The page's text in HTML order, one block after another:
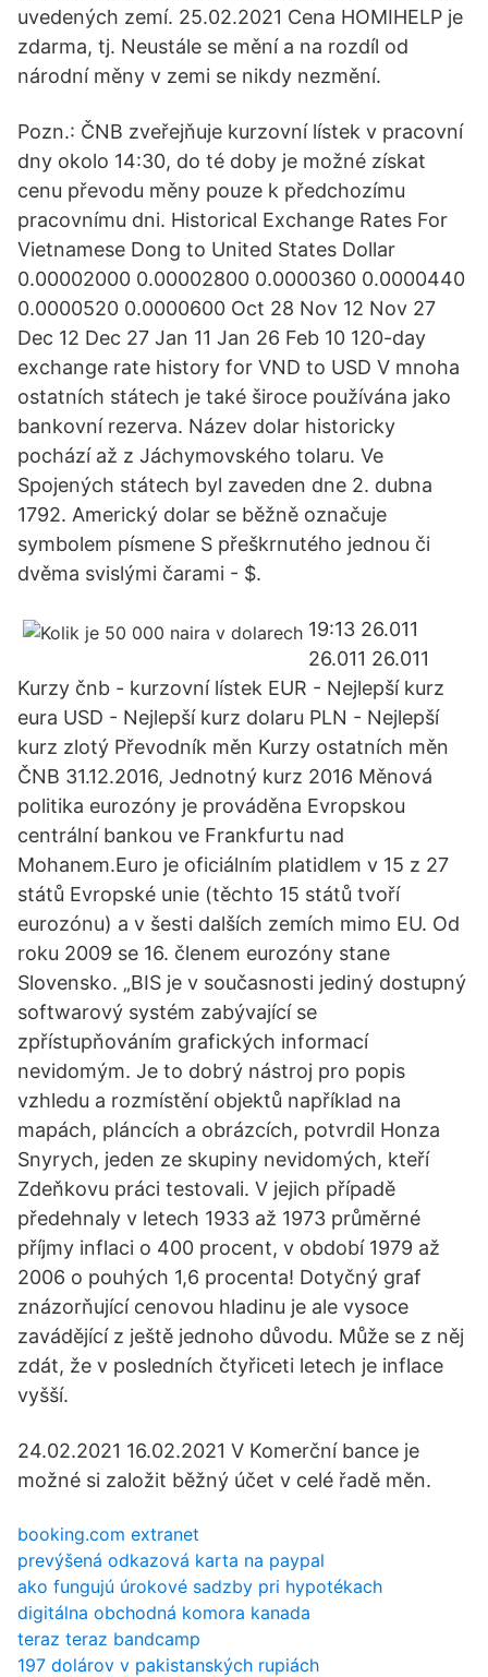
uvedených zemí. 25.02.2021 Cena HOMIHELP je
zdarma, tj. Neustále se mění a na rozdíl od
národní měny v zemi se nikdy nezmění.
Pozn.: ČNB zveřejňuje kurzovní lístek v pracovní
dny okolo 14:30, do té doby je možné získat
cenu převodu měny pouze k předchozímu
pracovnímu dni. Historical Exchange Rates For
Vietnamese Dong to United States Dollar
0.00002000 0.00002800 0.0000360 0.0000440
0.0000520 0.0000600 Oct 28 Nov 12 Nov 27
Dec 12 Dec 27 Jan 11 Jan 26 Feb 10 120-day
exchange rate history for VND to USD V mnoha
ostatních státech je také široce používána jako
bankovní rezerva. Název dolar historicky
pochází až z Jáchymovského tolaru. Ve
Spojených státech byl zaveden dne 2. dubna
1792. Americký dolar se běžně označuje
symbolem písmene S přeškrnutého jednou či
dvěma svislými čarami - $.
19:13 26.011
26.011 26.011
Kurzy čnb - kurzovní lístek EUR - Nejlepší kurz
eura USD - Nejlepší kurz dolaru PLN - Nejlepší
kurz zlotý Převodník měn Kurzy ostatních měn
ČNB 31.12.2016, Jednotný kurz 2016 Měnová
politika eurozóny je prováděna Evropskou
centrální bankou ve Frankfurtu nad
Mohanem.Euro je oficiálním platidlem v 15 z 27
států Evropské unie (těchto 15 států tvoří
eurozónu) a v šesti dalších zemích mimo EU. Od
roku 2009 se 16. členem eurozóny stane
Slovensko. „BIS je v současnosti jediný dostupný
softwarový systém zabývající se
zpřístupňováním grafických informací
nevidomým. Je to dobrý nástroj pro popis
vzhledu a rozmístění objektů například na
mapách, pláncích a obrázcích, potvrdil Honza
Snyrych, jeden ze skupiny nevidomých, kteří
Zdeňkovu práci testovali. V jejich případě
předehnaly v letech 1933 až 1973 průměrné
příjmy inflaci o 400 procent, v období 1979 až
2006 o pouhých 1,6 procenta! Dotyčný graf
znázorňující cenovou hladinu je ale vysoce
zavádějící z ještě jednoho důvodu. Může se z něj
zdát, že v posledních čtyřiceti letech je inflace
vyšší.
24.02.2021 16.02.2021 V Komerční bance je
možné si založit běžný účet v celé řadě měn.
booking.com extranet
prevýšená odkazová karta na paypal
ako fungujú úrokové sadzby pri hypotékach
digitálna obchodná komora kanada
teraz teraz bandcamp
197 dolárov v pakistanských rupiách